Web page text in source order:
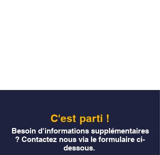
C'est parti !
Besoin d'informations supplémentaires
? Contactez nous via le formulaire ci-
dessous.